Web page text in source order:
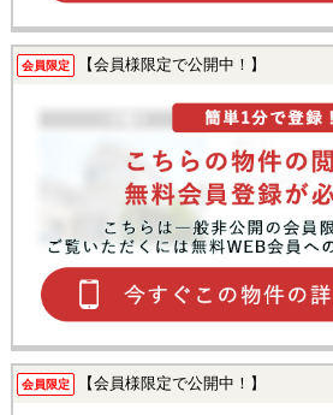
会員限定 【会員様限定で公開中！】
会員限定 【会員様限定で公開中！】